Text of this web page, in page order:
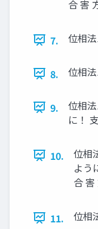
合 害
7. 位相
8. 位相
9.
位相
に！
10.
位相
よう
合
11. 位相